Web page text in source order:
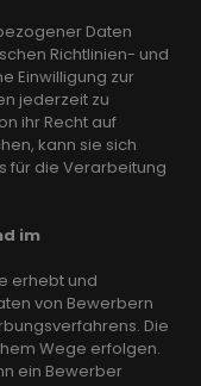
Daten
Richtlinien- und
Einwilligung zur
jederzeit zu
ihr Recht auf
kann sie sich
für die Verarbeitung
im
erhebt und
von Bewerbern
Die
Wege erfolgen.
ein Bewerber